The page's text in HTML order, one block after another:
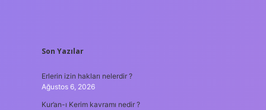
SIDEBAR
Son Yazılar
Erlerin izin hakları nelerdir ?
Ağustos 6, 2026
Kur’an-ı Kerim kavramı nedir ?
ilbet yeni girişBetexper giriş adresi